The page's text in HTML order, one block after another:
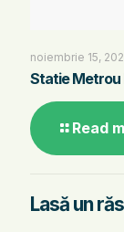
noiembrie 15,
Statie Metrou
Read
Lasă un